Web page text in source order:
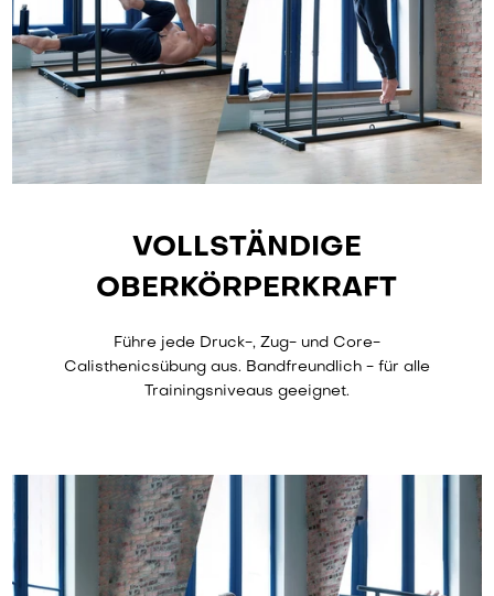
VOLLSTÄNDIGE
OBERKÖRPERKRAFT
Führe jede Druck-, Zug- und Core-
Calisthenicsübung aus. Bandfreundlich - für alle
Trainingsniveaus geeignet.